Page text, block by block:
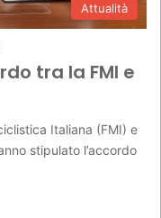
Attualità
tra la FMI e
Italiana (FMI) e
stipulato l’accordo